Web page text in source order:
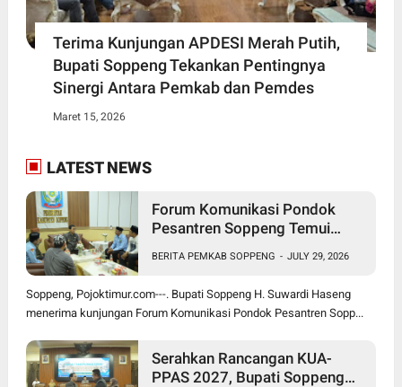
Terima Kunjungan APDESI Merah Putih,
Bupati Soppeng Tekankan Pentingnya
Sinergi Antara Pemkab dan Pemdes
Maret 15, 2026
LATEST NEWS
Forum Komunikasi Pondok
Pesantren Soppeng Temui
BERITA PEMKAB SOPPENG - JULY 29, 2026
Soppeng, Pojoktimur.com---. Bupati Soppeng H. Suwardi Haseng
menerima kunjungan Forum Komunikasi Pondok Pesantren Sopp...
Serahkan Rancangan KUA-
PPAS 2027, Bupati Soppeng